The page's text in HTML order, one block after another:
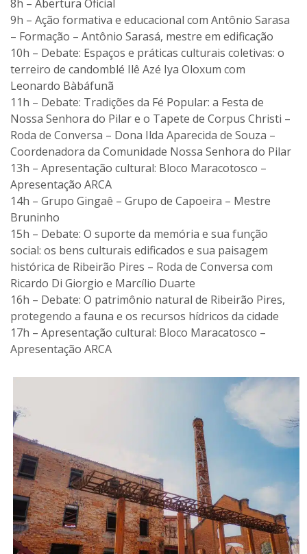
8h – Abertura Oficial
9h – Ação formativa e educacional com Antônio Sarasa
– Formação – Antônio Sarasá, mestre em edificação
10h – Debate: Espaços e práticas culturais coletivas: o
terreiro de candomblé Ilê Azé Iya Oloxum com
Leonardo Bàbáfunã
11h – Debate: Tradições da Fé Popular: a Festa de
Nossa Senhora do Pilar e o Tapete de Corpus Christi –
Roda de Conversa – Dona Ilda Aparecida de Souza –
Coordenadora da Comunidade Nossa Senhora do Pilar
13h – Apresentação cultural: Bloco Maracotosco –
Apresentação ARCA
14h – Grupo Gingaê – Grupo de Capoeira – Mestre
Bruninho
15h – Debate: O suporte da memória e sua função
social: os bens culturais edificados e sua paisagem
histórica de Ribeirão Pires – Roda de Conversa com
Ricardo Di Giorgio e Marcílio Duarte
16h – Debate: O patrimônio natural de Ribeirão Pires,
protegendo a fauna e os recursos hídricos da cidade
17h – Apresentação cultural: Bloco Maracatosco –
Apresentação ARCA